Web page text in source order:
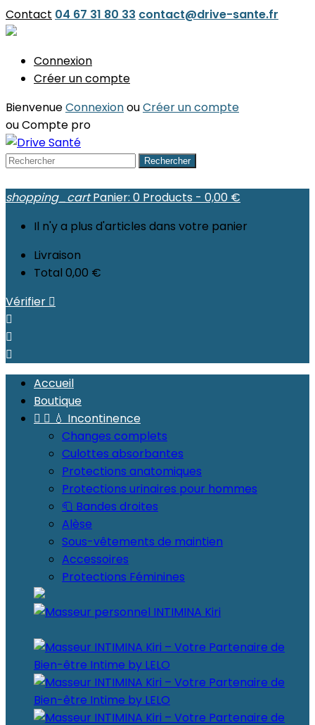
Contact 04 67 31 80 33 contact@drive-sante.fr
Connexion
Créer un compte
BienvenueConnexionouCréer un compte
ouCompte pro
Rechercher
shopping_cart Panier: 0 Products - 0,00 €
Il n'y a plus d'articles dans votre panier
Livraison
Total 0,00 €
Vérifier 



Accueil
Boutique
  💧 Incontinence
Changes complets
Culottes absorbantes
Protections anatomiques
Protections urinaires pour hommes
🧻 Bandes droites
Alèse
Sous-vêtements de maintien
Accessoires
Protections Féminines